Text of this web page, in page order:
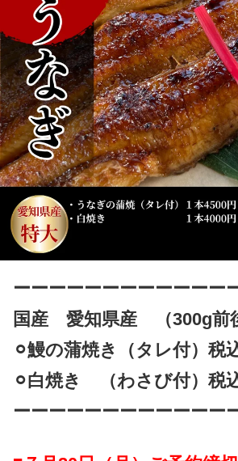
ーーーーーーーーーーーー
国産 愛知県産 （300g前
⚪︎鰻の蒲焼き（タレ付）税
⚪︎白焼き （わさび付）税
ーーーーーーーーーーーー